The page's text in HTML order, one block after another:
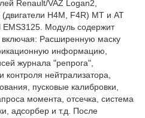
Renault/VAZ Logan2,
H4M, F4R) MT и AT
Модуль содержит
включая: Расширенную маску
информацию,
журнала "репрога",
нейтрализатора,
пусковые калибровки,
момента, отсечка, система
адсорбер и т.д. После